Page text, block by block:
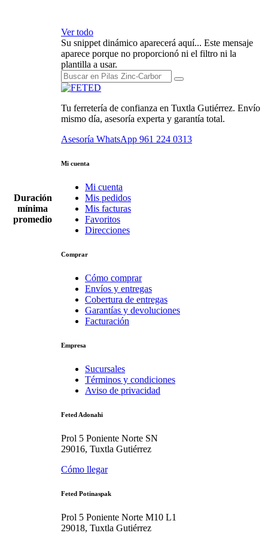
Duración
mínima
promedio
Ver todo
Su snippet dinámico aparecerá aquí... Este mensaje
aparece porque no proporcionó ni el filtro ni la
plantilla a usar.
Tu ferretería de confianza en Tuxtla Gutiérrez. Envío
mismo día, asesoría experta y garantía total.
Asesoría WhatsApp 961 224 0313
Mi cuenta
Mi cuenta
Mis pedidos
Mis facturas
Favoritos
Direcciones
Comprar
Cómo comprar
Envíos y entregas
Cobertura de entregas
Garantías y devoluciones
Facturación
Empresa
Sucursales
Términos y condiciones
Aviso de privacidad
Feted Adonahi
Prol 5 Poniente Norte SN
29016, Tuxtla Gutiérrez
Cómo llegar
Feted Potinaspak
Prol 5 Poniente Norte M10 L1
29018, Tuxtla Gutiérrez